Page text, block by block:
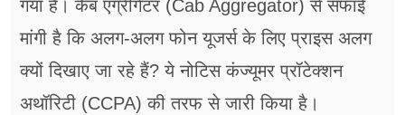
गया है। कैब एग्रीगेटर (Cab Aggregator) से सफाई
मांगी है कि अलग-अलग फोन यूजर्स के लिए प्राइस अलग
क्यों दिखाए जा रहे हैं? ये नोटिस कंज्यूमर प्रॉटेक्शन
अथॉरिटी (CCPA) की तरफ से जारी किया है।